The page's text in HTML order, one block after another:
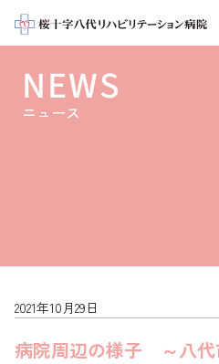
NEWS
ニュース
2021年10月29日
病院周辺の様子 ～八代